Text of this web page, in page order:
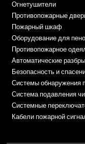
Огнетушители
Противопожарные
Пожарный шкаф
Оборудование для
Противопожарное
Автоматические
Безопасность и
Системы обнаружения
Система подавления
Системные
Кабели пожарной